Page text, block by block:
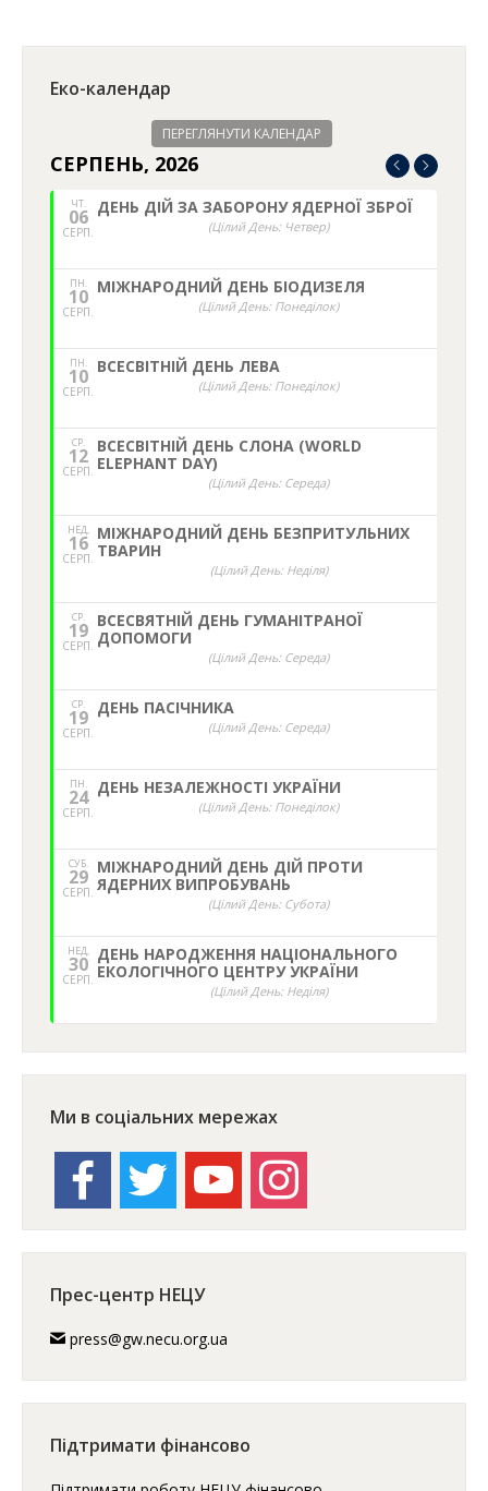
Еко-календар
ПЕРЕГЛЯНУТИ КАЛЕНДАР
СЕРПЕНЬ, 2026
ЧТ.
06
СЕРП.
ДЕНЬ ДІЙ ЗА ЗАБОРОНУ ЯДЕРНОЇ ЗБРОЇ
(Цілий День: Четвер)
ПН.
10
СЕРП.
МІЖНАРОДНИЙ ДЕНЬ БІОДИЗЕЛЯ
(Цілий День: Понеділок)
ПН.
10
СЕРП.
ВСЕСВІТНІЙ ДЕНЬ ЛЕВА
(Цілий День: Понеділок)
СР.
12
СЕРП.
ВСЕСВІТНІЙ ДЕНЬ СЛОНА (WORLD
ELEPHANT DAY)
(Цілий День: Середа)
НЕД,
16
СЕРП.
МІЖНАРОДНИЙ ДЕНЬ БЕЗПРИТУЛЬНИХ
ТВАРИН
(Цілий День: Неділя)
СР.
19
СЕРП.
ВСЕСВЯТНІЙ ДЕНЬ ГУМАНІТРАНОЇ
ДОПОМОГИ
(Цілий День: Середа)
СР.
19
СЕРП.
ДЕНЬ ПАСІЧНИКА
(Цілий День: Середа)
ПН.
24
СЕРП.
ДЕНЬ НЕЗАЛЕЖНОСТІ УКРАЇНИ
(Цілий День: Понеділок)
СУБ.
29
СЕРП.
МІЖНАРОДНИЙ ДЕНЬ ДІЙ ПРОТИ
ЯДЕРНИХ ВИПРОБУВАНЬ
(Цілий День: Субота)
НЕД,
30
СЕРП.
ДЕНЬ НАРОДЖЕННЯ НАЦІОНАЛЬНОГО
ЕКОЛОГІЧНОГО ЦЕНТРУ УКРАЇНИ
(Цілий День: Неділя)
Ми в соціальних мережах
facebook twitter youtube instagram
Прес-центр НЕЦУ
press@gw.necu.org.ua
Підтримати фінансово